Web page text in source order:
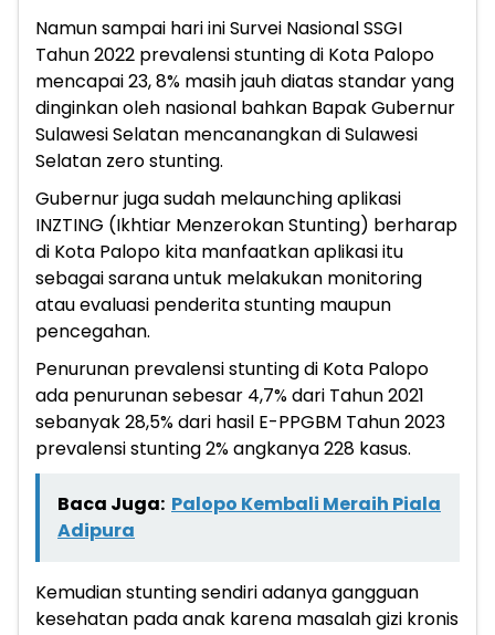
Namun sampai hari ini Survei Nasional SSGI
Tahun 2022 prevalensi stunting di Kota Palopo
mencapai 23, 8% masih jauh diatas standar yang
dinginkan oleh nasional bahkan Bapak Gubernur
Sulawesi Selatan mencanangkan di Sulawesi
Selatan zero stunting.
Gubernur juga sudah melaunching aplikasi
INZTING (Ikhtiar Menzerokan Stunting) berharap
di Kota Palopo kita manfaatkan aplikasi itu
sebagai sarana untuk melakukan monitoring
atau evaluasi penderita stunting maupun
pencegahan.
Penurunan prevalensi stunting di Kota Palopo
ada penurunan sebesar 4,7% dari Tahun 2021
sebanyak 28,5% dari hasil E-PPGBM Tahun 2023
prevalensi stunting 2% angkanya 228 kasus.
Baca Juga: Palopo Kembali Meraih Piala
Adipura
Kemudian stunting sendiri adanya gangguan
kesehatan pada anak karena masalah gizi kronis